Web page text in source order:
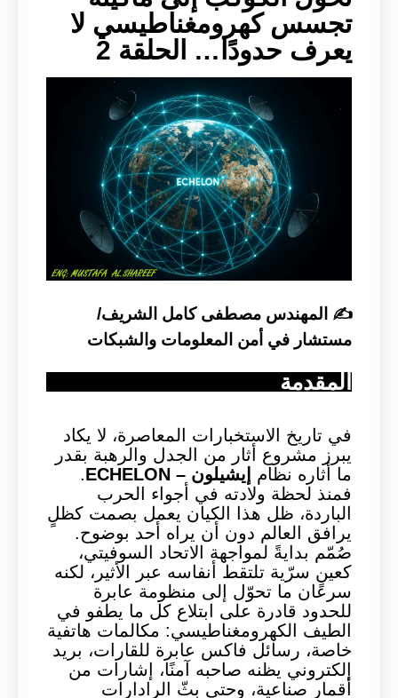
تجسس كهرومغناطيسي لا
يعرف حدودًا… الحلقة 2
✍️ المهندس مصطفى كامل الشريف/
مستشار في أمن المعلومات والشبكات
المقدمة
في تاريخ الاستخبارات المعاصرة، لا يكاد
يبرز مشروع أثار من الجدل والرهبة بقدر
ما أثاره نظام
إيشيلون – ECHELON
.
فمنذ لحظة ولادته في أجواء الحرب
الباردة، ظل هذا الكيان يعمل بصمت كظلٍ
يرافق العالم دون أن يراه أحد بوضوح.
صُمّم بدايةً لمواجهة الاتحاد السوفيتي،
كعينٍ سرّية تلتقط أنفاسه عبر الأثير، لكنه
سرعان ما تحوّل إلى منظومة عابرة
للحدود قادرة على ابتلاع كل ما يطفو في
الطيف الكهرومغناطيسي: مكالمات هاتفية
خاصة، رسائل فاكس عابرة للقارات، بريد
إلكتروني يظنه صاحبه آمنًا، إشارات من
أقمار صناعية، وحتى بثّ الرادارات